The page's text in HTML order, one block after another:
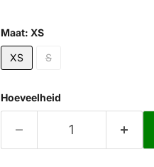
Maat: XS
XS S
Hoeveelheid